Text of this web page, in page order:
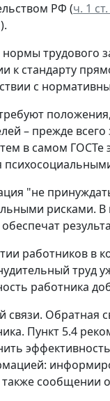
РФ (ч. 1
трудового
к стандарту
с
– прежде
в самом ГОСТе
"не
рисками.
работников в
труд
работника
связи. Обратная
Пункт 5.4
сообщении